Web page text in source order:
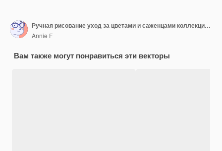
Ручная рисование уход за цветами и саженцами коллекция клипартов Летние садовые инструменты и рабочая одежда плоский набор Векторная иллюстрация изолирована на белом фоне
Annie F
Вам также могут понравиться эти векторы